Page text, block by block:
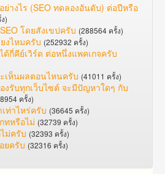
ย่างไร (SEO ทดลองอันดับ) ต่อปีหรือ
)
โดยสังเขปครับ (288564 ครั้ง)
งไหมครับ (252932 ครั้ง)
ด้กี่คีย์เวิร์ด ต่อหนึ่งแพคเกจครับ
เห็นผลตอนไหนครับ (41011 ครั้ง)
งรับทุกเว็บไซต์ จะมีปัญหาใดๆ กับ
ครั้ง)
ท่าไหร่ครับ (36645 ครั้ง)
ทหรือไม่ (32739 ครั้ง)
ม่ครับ (32393 ครั้ง)
ยครับ (32316 ครั้ง)